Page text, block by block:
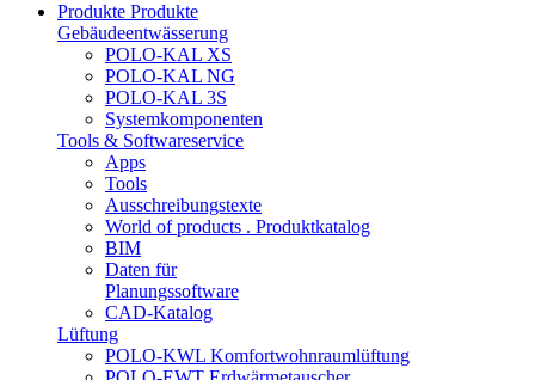
Produkte Produkte
Gebäudeentwässerung
POLO-KAL XS
POLO-KAL NG
POLO-KAL 3S
Systemkomponenten
Tools & Softwareservice
Apps
Tools
Ausschreibungstexte
World of products . Produktkatalog
BIM
Daten für
Planungssoftware
CAD-Katalog
Lüftung
POLO-KWL Komfortwohnraumlüftung